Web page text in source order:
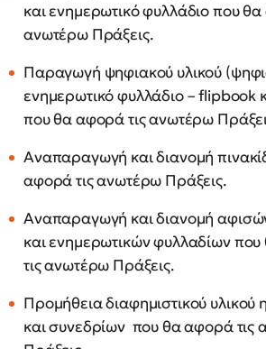
και ενημερωτικό φυλλάδιο που
ανωτέρω Πράξεις.
Παραγωγή ψηφιακού υλικού
ενημερωτικό φυλλάδιο – flipbook
που θα αφορά τις ανωτέρω
Αναπαραγωγή και διανομή
αφορά τις ανωτέρω Πράξεις.
Αναπαραγωγή και διανομή
και ενημερωτικών φυλλαδίων
τις ανωτέρω Πράξεις.
Προμήθεια διαφημιστικού υλικού
και συνεδρίων που θα αφορά τις